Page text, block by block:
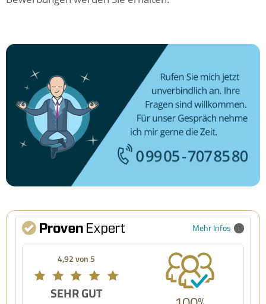
Mehr Infos
4,92 von 5
SEHR GUT